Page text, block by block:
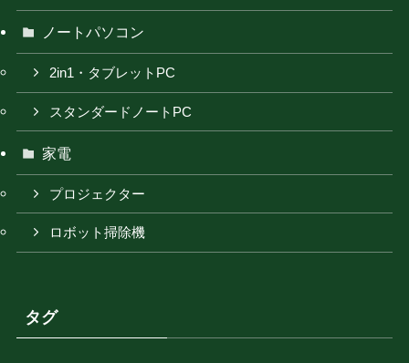
ノートパソコン
2in1・タブレットPC
スタンダードノートPC
家電
プロジェクター
ロボット掃除機
タグ